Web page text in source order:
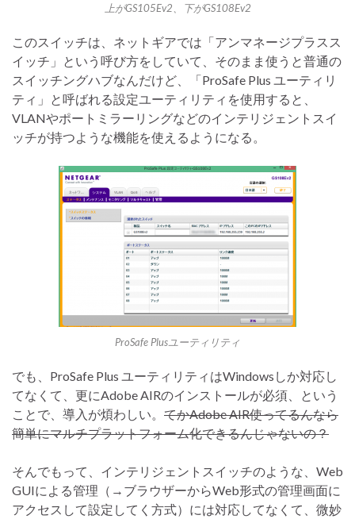
上がGS105Ev2、下がGS108Ev2
このスイッチは、ネットギアでは「アンマネージプラスス
イッチ」という呼び方をしていて、そのまま使うと普通の
スイッチングハブなんだけど、「ProSafe Plus ユーティリ
ティ」と呼ばれる設定ユーティリティを使用すると、
VLANやポートミラーリングなどのインテリジェントスイ
ッチが持つような機能を使えるようになる。
ProSafe Plusユーティリティ
でも、ProSafe Plus ユーティリティはWindowsしか対応し
てなくて、更にAdobe AIRのインストールが必須、という
ことで、導入が煩わしい。 てかAdobe AIR使ってるんなら
簡単にマルチプラットフォーム化できるんじゃないの？
そんでもって、インテリジェントスイッチのような、Web
GUIによる管理（→ブラウザーからWeb形式の管理画面に
アクセスして設定してく方式）には対応してなくて、微妙